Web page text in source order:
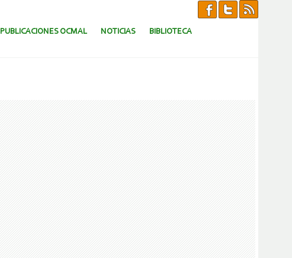
PUBLICACIONES OCMAL NOTICIAS BIBLIOTECA